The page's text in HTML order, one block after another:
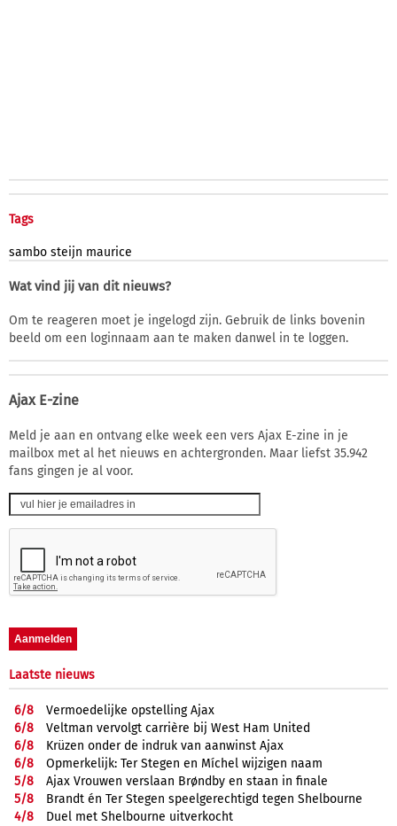
Tags
sambo steijn maurice
Wat vind jij van dit nieuws?
Om te reageren moet je ingelogd zijn. Gebruik de links bovenin
beeld om een loginnaam aan te maken danwel in te loggen.
Ajax E-zine
Meld je aan en ontvang elke week een vers Ajax E-zine in je
mailbox met al het nieuws en achtergronden. Maar liefst 35.942
fans gingen je al voor.
Laatste nieuws
6/8
Vermoedelijke opstelling Ajax
6/8
Veltman vervolgt carrière bij West Ham United
6/8
Krüzen onder de indruk van aanwinst Ajax
6/8
Opmerkelijk: Ter Stegen en Míchel wijzigen naam
5/8
Ajax Vrouwen verslaan Brøndby en staan in finale
5/8
Brandt én Ter Stegen speelgerechtigd tegen Shelbourne
4/8
Duel met Shelbourne uitverkocht